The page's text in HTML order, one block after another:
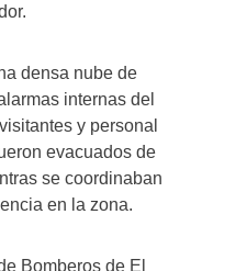
densa nube de
internas del
y personal
evacuados de
se coordinaban
en la zona.
Bomberos de El